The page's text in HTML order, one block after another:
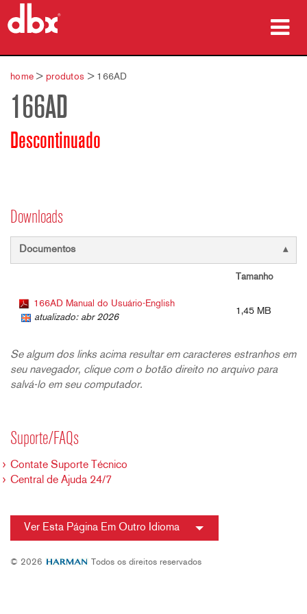
produtos
Case Studies
onde comprar
Idioma/Região
home >produtos > 166AD
166AD
Descontinuado
Downloads
Documentos
Tamanho
166AD Manual do Usuário-English
atualizado: abr 2026
1,45 MB
Se algum dos links acima resultar em caracteres estranhos em
seu navegador, clique com o botão direito no arquivo para
salvá-lo em seu computador.
Suporte/FAQs
Contate Suporte Técnico
Central de Ajuda 24/7
Ver Esta Página Em Outro Idioma
© 2026 Todos os direitos reservados